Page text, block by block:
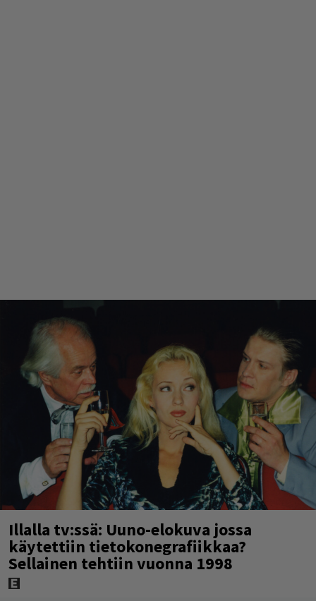
Illalla tv:ssä: Uuno-elokuva jossa
käytettiin tietokonegrafiikkaa?
Sellainen tehtiin vuonna 1998